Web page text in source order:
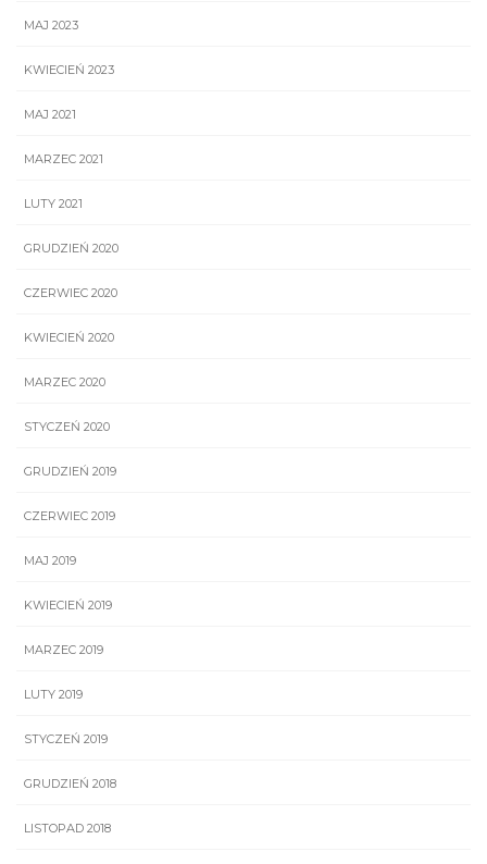
MAJ 2023
KWIECIEŃ 2023
MAJ 2021
MARZEC 2021
LUTY 2021
GRUDZIEŃ 2020
CZERWIEC 2020
KWIECIEŃ 2020
MARZEC 2020
STYCZEŃ 2020
GRUDZIEŃ 2019
CZERWIEC 2019
MAJ 2019
KWIECIEŃ 2019
MARZEC 2019
LUTY 2019
STYCZEŃ 2019
GRUDZIEŃ 2018
LISTOPAD 2018